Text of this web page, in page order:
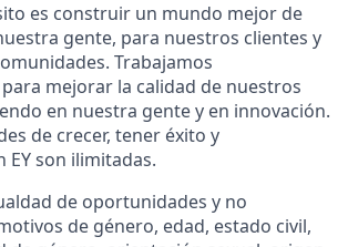
es construir un mundo mejor de
gente, para nuestros clientes y
Trabajamos
mejorar la calidad de nuestros
en nuestra gente y en innovación.
de crecer, tener éxito y
EY son ilimitadas.
de oportunidades y no
de género, edad, estado civil,